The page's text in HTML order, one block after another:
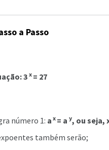
a Passo
3x = 27
número 1: a x = a y, ou seja,
também serão;